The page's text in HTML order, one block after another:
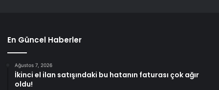
En Güncel Haberler
Ağustos 7, 2026
İkinci el ilan satışındaki bu hatanın faturası çok ağır
oldu!